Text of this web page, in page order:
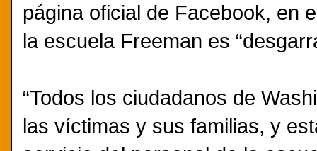
página oficial de Facebook, en
la escuela Freeman es
“Todos los ciudadanos de
las víctimas y sus familias, y